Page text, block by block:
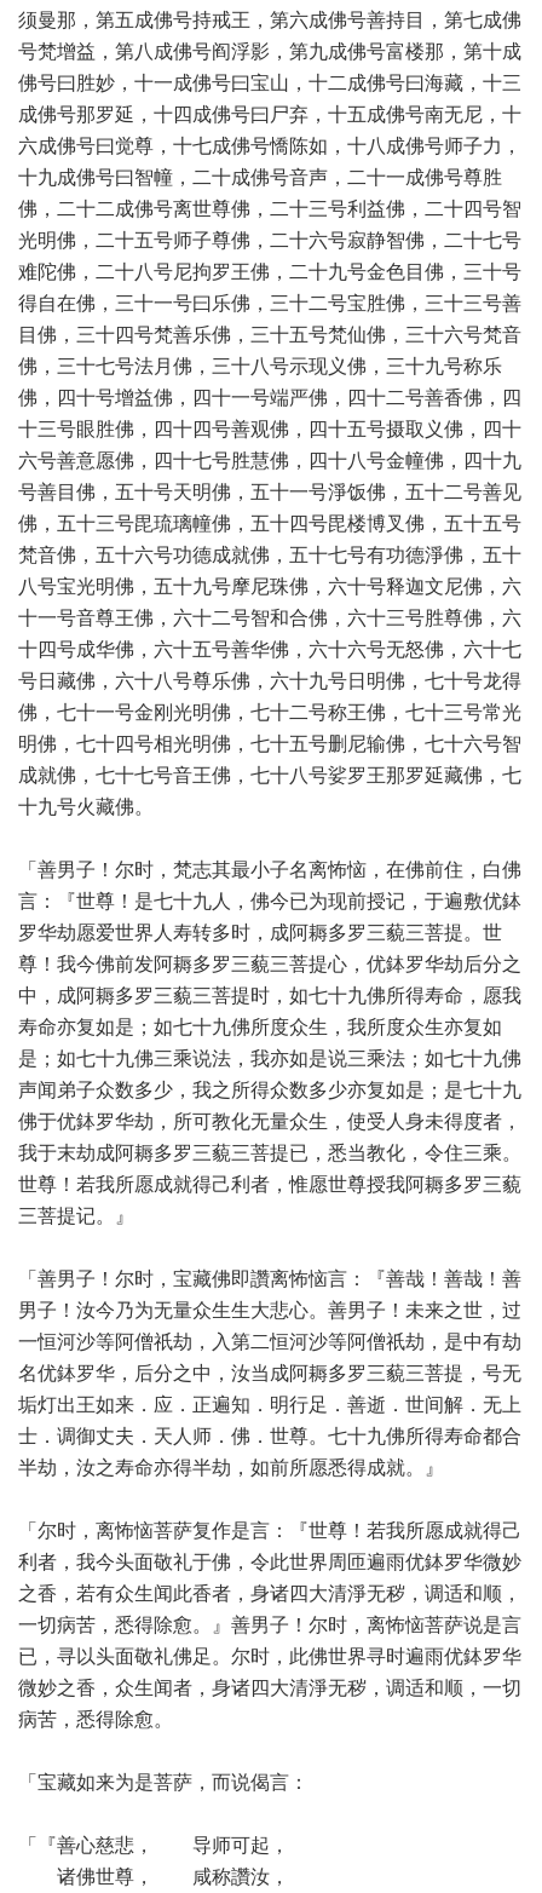
须曼那，第五成佛号持戒王，第六成佛号善持目，第七成佛
号梵增益，第八成佛号阎浮影，第九成佛号富楼那，第十成
佛号曰胜妙，十一成佛号曰宝山，十二成佛号曰海藏，十三
成佛号那罗延，十四成佛号曰尸弃，十五成佛号南无尼，十
六成佛号曰觉尊，十七成佛号憍陈如，十八成佛号师子力，
十九成佛号曰智幢，二十成佛号音声，二十一成佛号尊胜
佛，二十二成佛号离世尊佛，二十三号利益佛，二十四号智
光明佛，二十五号师子尊佛，二十六号寂静智佛，二十七号
难陀佛，二十八号尼拘罗王佛，二十九号金色目佛，三十号
得自在佛，三十一号曰乐佛，三十二号宝胜佛，三十三号善
目佛，三十四号梵善乐佛，三十五号梵仙佛，三十六号梵音
佛，三十七号法月佛，三十八号示现义佛，三十九号称乐
佛，四十号增益佛，四十一号端严佛，四十二号善香佛，四
十三号眼胜佛，四十四号善观佛，四十五号摄取义佛，四十
六号善意愿佛，四十七号胜慧佛，四十八号金幢佛，四十九
号善目佛，五十号天明佛，五十一号淨饭佛，五十二号善见
佛，五十三号毘琉璃幢佛，五十四号毘楼博叉佛，五十五号
梵音佛，五十六号功德成就佛，五十七号有功德淨佛，五十
八号宝光明佛，五十九号摩尼珠佛，六十号释迦文尼佛，六
十一号音尊王佛，六十二号智和合佛，六十三号胜尊佛，六
十四号成华佛，六十五号善华佛，六十六号无怒佛，六十七
号日藏佛，六十八号尊乐佛，六十九号日明佛，七十号龙得
佛，七十一号金刚光明佛，七十二号称王佛，七十三号常光
明佛，七十四号相光明佛，七十五号删尼输佛，七十六号智
成就佛，七十七号音王佛，七十八号娑罗王那罗延藏佛，七
十九号火藏佛。
「善男子！尔时，梵志其最小子名离怖恼，在佛前住，白佛
言：『世尊！是七十九人，佛今已为现前授记，于遍敷优鉢
罗华劫愿爱世界人寿转多时，成阿耨多罗三藐三菩提。世
尊！我今佛前发阿耨多罗三藐三菩提心，优鉢罗华劫后分之
中，成阿耨多罗三藐三菩提时，如七十九佛所得寿命，愿我
寿命亦复如是；如七十九佛所度众生，我所度众生亦复如
是；如七十九佛三乘说法，我亦如是说三乘法；如七十九佛
声闻弟子众数多少，我之所得众数多少亦复如是；是七十九
佛于优鉢罗华劫，所可教化无量众生，使受人身未得度者，
我于末劫成阿耨多罗三藐三菩提已，悉当教化，令住三乘。
世尊！若我所愿成就得己利者，惟愿世尊授我阿耨多罗三藐
三菩提记。』
「善男子！尔时，宝藏佛即讚离怖恼言：『善哉！善哉！善
男子！汝今乃为无量众生生大悲心。善男子！未来之世，过
一恒河沙等阿僧祇劫，入第二恒河沙等阿僧祇劫，是中有劫
名优鉢罗华，后分之中，汝当成阿耨多罗三藐三菩提，号无
垢灯出王如来．应．正遍知．明行足．善逝．世间解．无上
士．调御丈夫．天人师．佛．世尊。七十九佛所得寿命都合
半劫，汝之寿命亦得半劫，如前所愿悉得成就。』
「尔时，离怖恼菩萨复作是言：『世尊！若我所愿成就得己
利者，我今头面敬礼于佛，令此世界周匝遍雨优鉢罗华微妙
之香，若有众生闻此香者，身诸四大清淨无秽，调适和顺，
一切病苦，悉得除愈。』善男子！尔时，离怖恼菩萨说是言
已，寻以头面敬礼佛足。尔时，此佛世界寻时遍雨优鉢罗华
微妙之香，众生闻者，身诸四大清淨无秽，调适和顺，一切
病苦，悉得除愈。
「宝藏如来为是菩萨，而说偈言：
「『善心慈悲， 导师可起，
诸佛世尊， 咸称讚汝，